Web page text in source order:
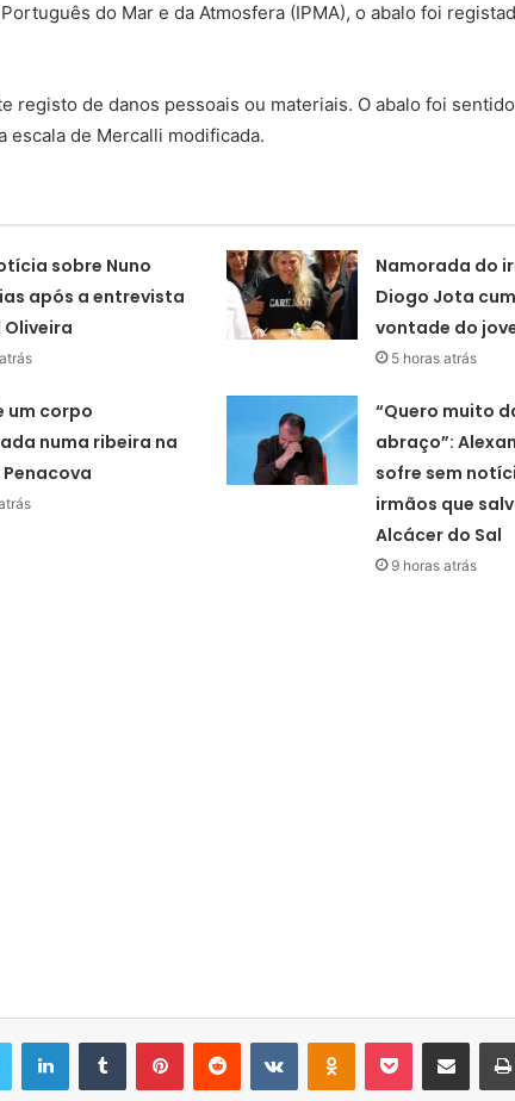
do Mar e da Atmosfera (IPMA), o abalo foi
registo de danos pessoais ou materiais. O abalo foi
escala de Mercalli modificada.
sobre Nuno
após a entrevista
Oliveira
Namorada do
Diogo Jota
vontade do
5 horas atrás
um corpo
numa ribeira na
“Quero muito
abraço”:
sofre sem
irmãos que
Alcácer do Sal
9 horas atrás
Twitter LinkedinTumblr PinterestReddit VK OK Pocket Compartilhar via e-mail